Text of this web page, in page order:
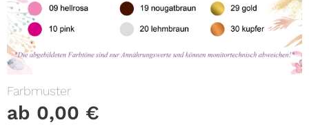
Farbmuster
ab 0,00 €